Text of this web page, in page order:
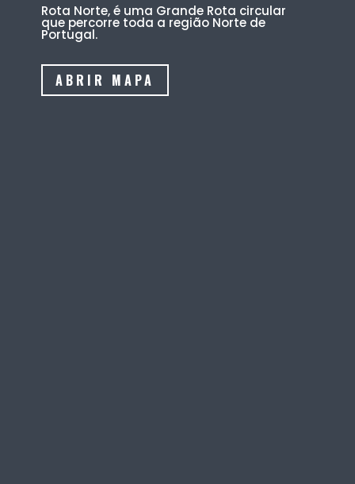
Rota Norte, é uma Grande Rota circular
que percorre toda a região Norte de
Portugal.
ABRIR MAPA